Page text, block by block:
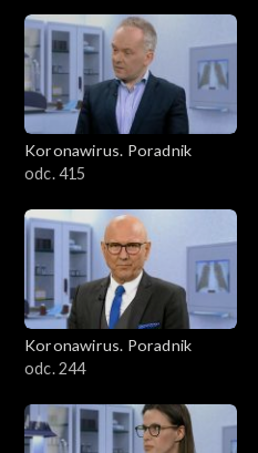
Koronawirus. Poradnik
odc. 415
Koronawirus. Poradnik
odc. 244